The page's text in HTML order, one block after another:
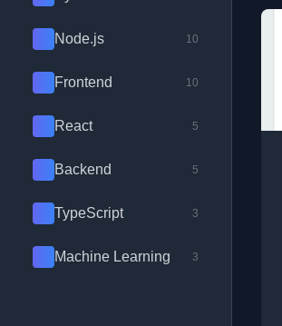
Node.js 10
Frontend 10
React 5
Backend 5
TypeScript 3
Machine Learning 3